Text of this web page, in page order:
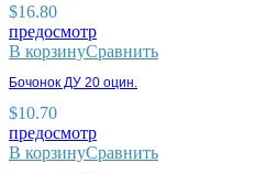
$16.80
предосмотр
В корзинуСравнить
Бочонок ДУ 20 оцин.
$10.70
предосмотр
В корзинуСравнить